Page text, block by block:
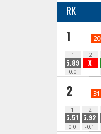
RK
1 20
1
5.89
0.0
2
X
2 31
1
5.51
0.0
2
5.92
-0.1